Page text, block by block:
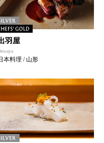
羽屋
本料理 / 山形